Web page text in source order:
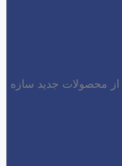
از محصولات جدید سازه